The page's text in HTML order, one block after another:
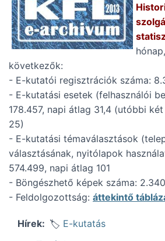
következők:
- E-kutatói regisztrációk száma:
- E-kutatási esetek (felhasználói
178.457, napi átlag 31,4 (utóbbi
25)
- E-kutatási témaválasztások
választásának, nyitólapok
574.499, napi átlag 101
- Böngészhető képek száma:
- Feldolgozottság: áttekintő
Hírek
E-kutatás